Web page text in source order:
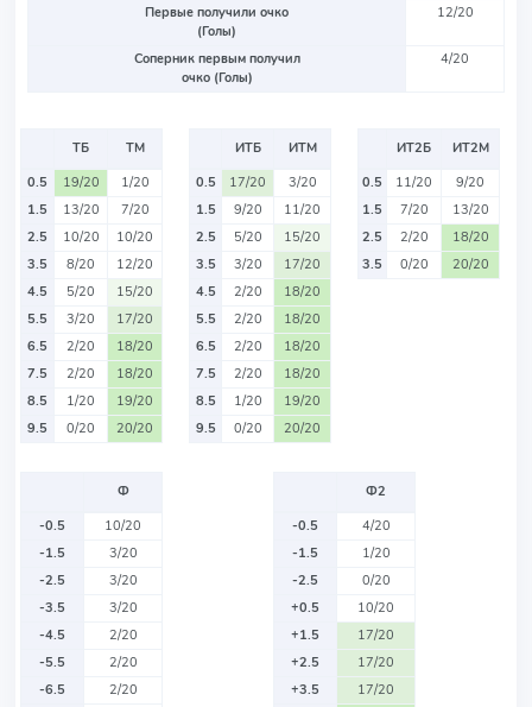
Первые получили очко
(Голы)
12/20
Соперник первым получил
очко (Голы)
4/20
ТБ
ТМ
0.5
19/20
1/20
1.5
13/20
7/20
2.5
10/20
10/20
3.5
8/20
12/20
4.5
5/20
15/20
5.5
3/20
17/20
6.5
2/20
18/20
7.5
2/20
18/20
8.5
1/20
19/20
9.5
0/20 20/20
ИТБ
ИТМ
0.5
17/20
3/20
1.5
9/20
11/20
2.5
5/20
15/20
3.5
3/20
17/20
4.5
2/20
18/20
5.5
2/20
18/20
6.5
2/20
18/20
7.5
2/20
18/20
8.5
1/20
19/20
9.5
0/20 20/20
ИТ2Б
ИТ2М
0.5
11/20
9/20
1.5
7/20
13/20
2.5
2/20
18/20
3.5
0/20 20/20
Ф
-0.5
10/20
-1.5
3/20
-2.5
3/20
-3.5
3/20
-4.5
2/20
-5.5
2/20
-6.5
2/20
Ф2
-0.5
4/20
-1.5
1/20
-2.5
0/20
+0.5
10/20
+1.5
17/20
+2.5
17/20
+3.5
17/20